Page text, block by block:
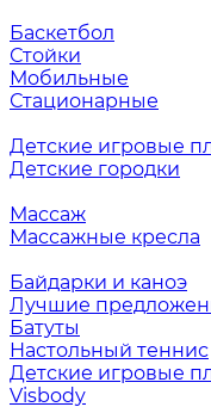
Баскетбол
Стойки
Мобильные
Стационарные
Детские игровые
Детские городки
Массаж
Массажные кресла
Байдарки и каноэ
Лучшие
Батуты
Настольный теннис
Детские игровые
Visbody